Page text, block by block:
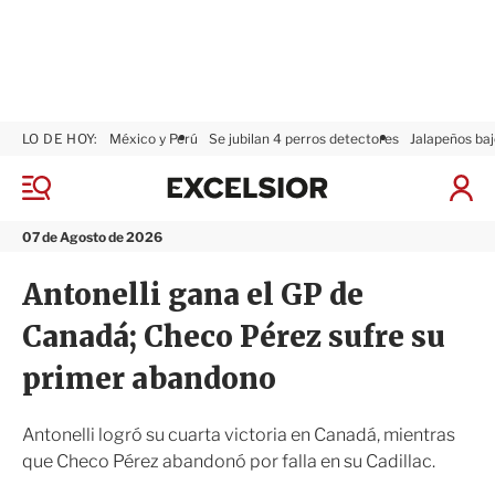
M
n
07 de Agosto de 2026
LO DE HOY: México y Perú Se jubilan 4 perros detectores Jalapeños
I
x
i
r
Antonelli gana el GP de
Canadá; Checo Pérez sufre su
primer abandono
Antonelli logró su cuarta victoria en Canadá, mientras
que Checo Pérez abandonó por falla en su Cadillac.